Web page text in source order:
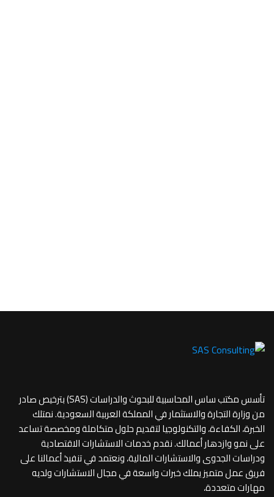
تأسس مكتب ساس المحاسبية للبحوث والدراسات (SAS) بترخيص صادر
من وزارة التجارة والاستثمار في المملكة العربية السعودية. نمتلك
الخبرة، الكفاءة، والتكنولوجيا لتقديم حلول متكاملة ومخصصة تساعد
على نمو وازدهار أعمالك. نقدم خدمات الاستشارات الاقتصادية
ودراسات الجدوى والاستشارات المالية، ونعتمد في تنفيذ أعمالنا على
فريق عمل متميز يملك خبرات واسعة في مجال الاستشارات ولديه
مهارات متعددة،